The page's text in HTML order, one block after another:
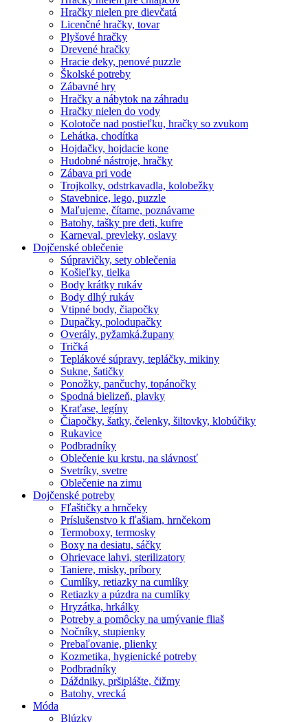
Hračky nielen pre dievčatá
Licenčné hračky, tovar
Plyšové hračky
Drevené hračky
Hracie deky, penové puzzle
Školské potreby
Zábavné hry
Hračky a nábytok na záhradu
Hračky nielen do vody
Kolotoče nad postieľku, hračky so zvukom
Lehátka, chodítka
Hojdačky, hojdacie kone
Hudobné nástroje, hračky
Zábava pri vode
Trojkolky, odstrkavadla, kolobežky
Stavebnice, lego, puzzle
Maľujeme, čítame, poznávame
Batohy, tašky pre deti, kufre
Karneval, prevleky, oslavy
Dojčenské oblečenie
Súpravičky, sety oblečenia
Košieľky, tielka
Body krátky rukáv
Body dlhý rukáv
Vtipné body, čiapočky
Dupačky, polodupačky
Overály, pyžamká,župany
Tričká
Teplákové súpravy, tepláčky, mikiny
Sukne, šatičky
Ponožky, pančuchy, topánočky
Spodná bielizeň, plavky
Kraťase, legíny
Čiapočky, šatky, čelenky, šiltovky, klobúčiky
Rukavice
Podbradníky
Oblečenie ku krstu, na slávnosť
Svetríky, svetre
Oblečenie na zimu
Dojčenské potreby
Fľaštičky a hrnčeky
Príslušenstvo k fľašiam, hrnčekom
Termoboxy, termosky
Boxy na desiatu, sáčky
Ohrievace lahvi, sterilizatory
Taniere, misky, príbory
Cumlíky, retiazky na cumlíky
Retiazky a púzdra na cumlíky
Hryzátka, hrkálky
Potreby a pomôcky na umývanie fliaš
Nočníky, stupienky
Prebaľovanie, plienky
Kozmetika, hygienické potreby
Podbradníky
Dáždniky, pršiplášte, čižmy
Batohy, vrecká
Móda
Blúzky